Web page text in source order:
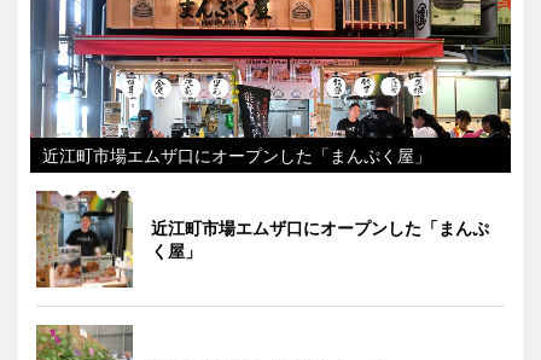
近江町市場エムザ口にオープンした「まんぷく屋」
近江町市場エムザ口にオープンした「まんぷ
く屋」